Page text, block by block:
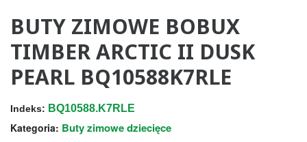
BUTY ZIMOWE BOBUX
TIMBER ARCTIC II DUSK
PEARL BQ10588K7RLE
Indeks: BQ10588.K7RLE
Kategoria: Buty zimowe dziecięce